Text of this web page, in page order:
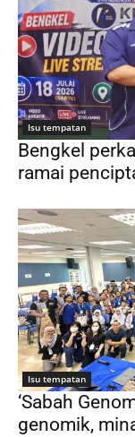
Isu tempatan
Bengkel
ramai
Isu tempatan
‘Sabah
genomik,